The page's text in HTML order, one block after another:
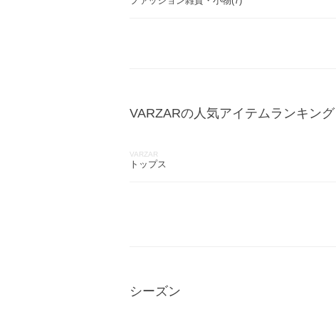
VARZARの人気アイテムランキング
VARZAR
トップス
シーズン